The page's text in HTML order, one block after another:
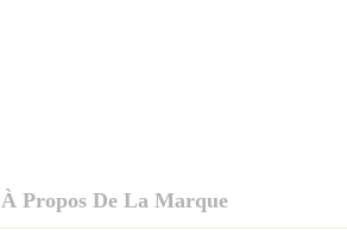
À Propos De La Marque